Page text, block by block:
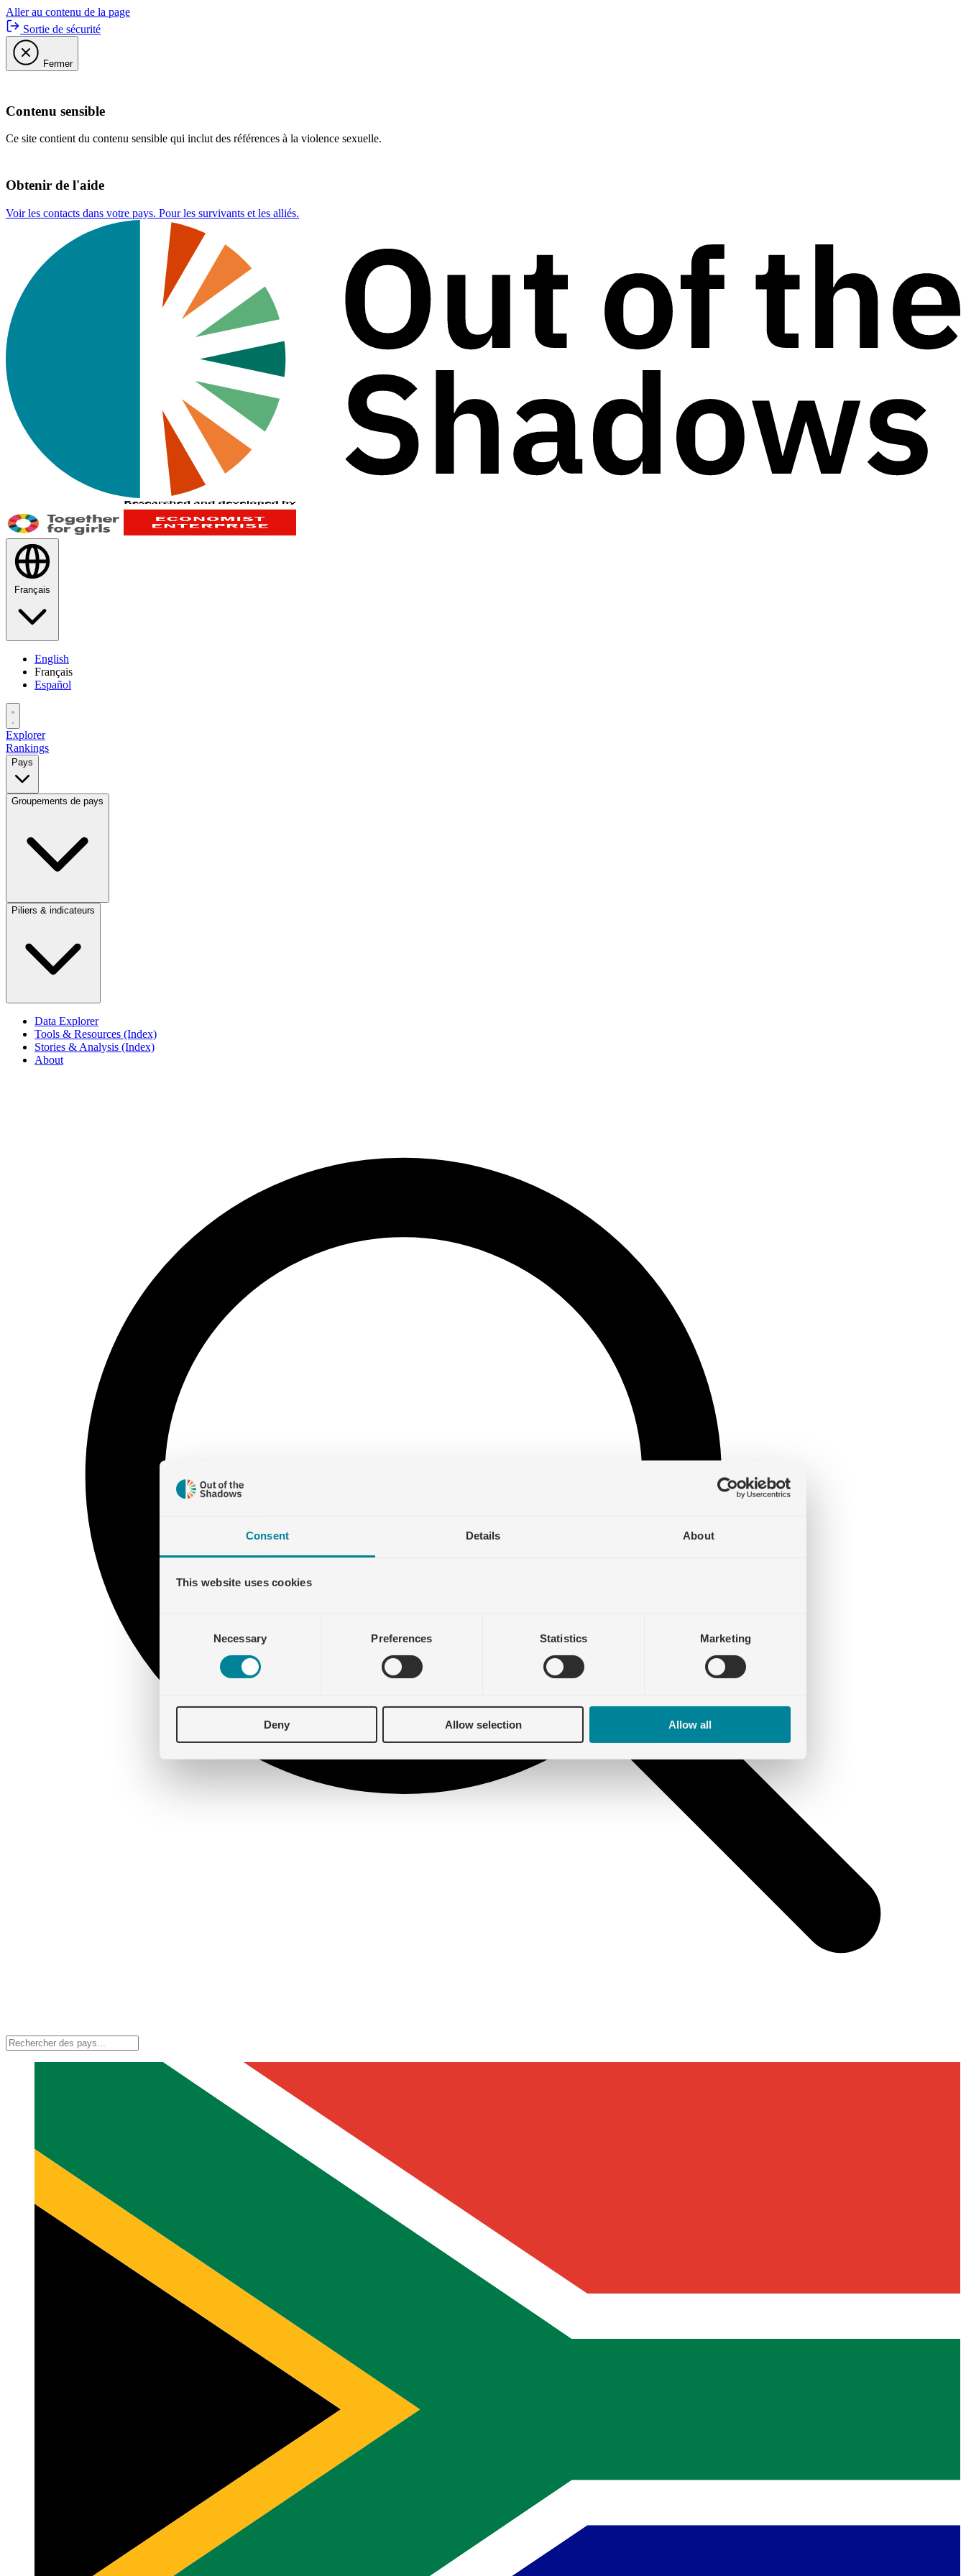
Consent Details About
This website uses cookies
Necessary Preferences Statistics Marketing
Deny Allow selection Allow all
Aller au contenu de la page
Sortie de sécurité
Fermer
Contenu sensible
Ce site contient du contenu sensible qui inclut des références à la violence sexuelle.
Obtenir de l'aide
Voir les contacts dans votre pays. Pour les survivants et les alliés.
Français
English
Français
Español
Explorer
Rankings
Pays
Groupements de pays
Piliers & indicateurs
Data Explorer
Tools & Resources (Index)
Stories & Analysis (Index)
About